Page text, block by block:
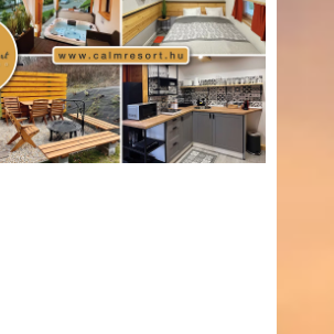
táplálkozás(155)utazás(126)
(162)Világkupa(129)vitorlázás
(197)Érdi Mária(130)életmód